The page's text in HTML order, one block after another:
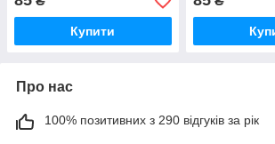
Купити
Про нас
100% позитивних з 290 відгуків за рік